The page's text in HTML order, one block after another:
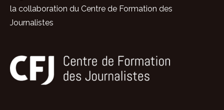
la collaboration du Centre de Formation des
Journalistes